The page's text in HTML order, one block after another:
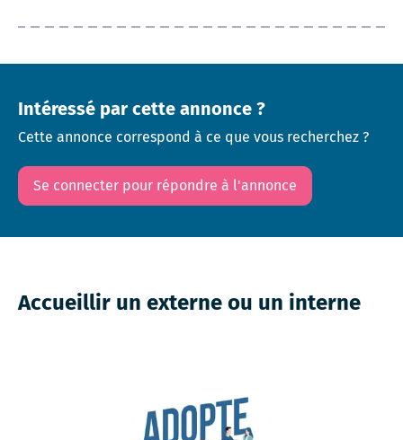
Intéressé par cette annonce ?
Cette annonce correspond à ce que vous recherchez ?
Se connecter pour répondre à l'annonce
Accueillir un externe ou un interne